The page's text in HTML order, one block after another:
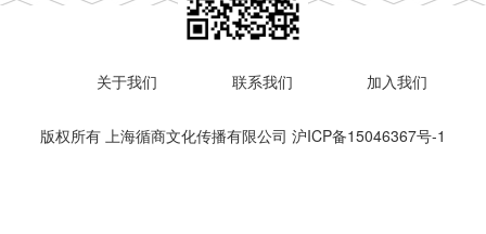
关于我们 联系我们 加入我们
版权所有 上海循商文化传播有限公司 沪ICP备15046367号-1